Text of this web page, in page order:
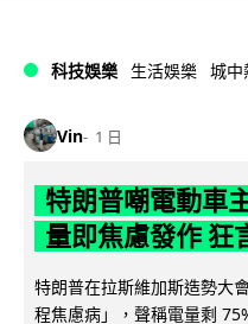
科技娛樂 生活娛樂 城中
Vin 1 日
特朗普嘲電動車
量即焦慮發作 狂
特朗普在拉斯維加斯造勢大
程焦慮病」，聲稱電量剩